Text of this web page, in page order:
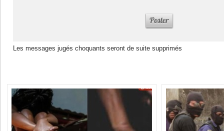
Les messages jugés choquants seront de suite supprimés